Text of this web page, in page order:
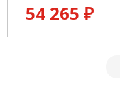
54 265 ₽